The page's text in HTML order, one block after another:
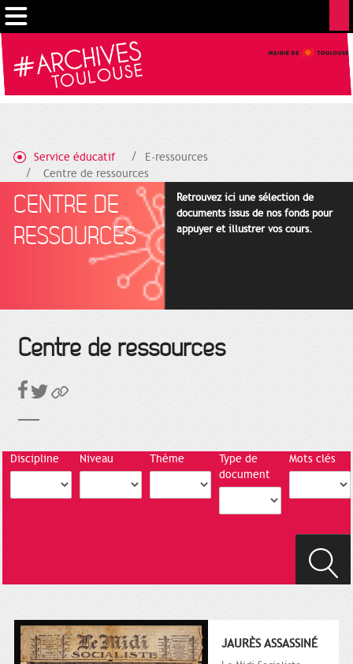
Service éducatif
E-ressources
Centre de ressources
CENTRE DE
RESSOURCES
Retrouvez ici une sélection de
documents issus de nos fonds pour
appuyer et illustrer vos cours.
Centre de ressources
Discipline Niveau Thème
Type de
document
Mots clés
JAURÈS ASSASSINÉ
Cookies management panel